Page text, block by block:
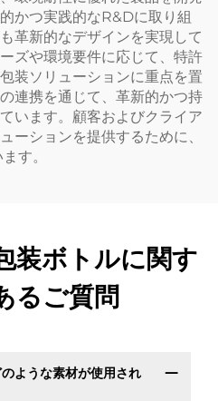
かつ実践的なR&Dに取り組
革新的なデザインを実現して
ズや環境要件に応じて、特許
装ソリューションに重点を置
連携を通じて、革新的かつ持
います。顧客およびクライア
ーションを提供するために、
す。
装ボトルに関す
るご質問
ような素材が使用され